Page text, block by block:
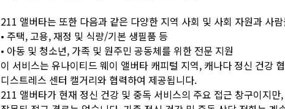
211 앨버타는 또한 다음과 같은 다양한 지역 사회 및 사회 자원과 사
• 주택, 고용, 재정 및 식량/기본 생필품 등
• 아동 및 청소년, 가족 및 원주민 공동체를 위한 전문 지원
이 서비스는 유나이티드 웨이 앨버타 캐피털 지역, 캐나다 정신 건강
디스트레스 센터 캘거리와 협력하여 제공됩니다.
211 앨버타가 현재 정신 건강 및 중독 서비스의 주요 접근 창구이지만